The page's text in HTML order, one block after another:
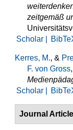
zeitgemäß
Scholar |
Kerres, M., &
F. von Gross,
Scholar |
Journal Article